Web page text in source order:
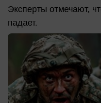
Эксперты отмечают,
падает.